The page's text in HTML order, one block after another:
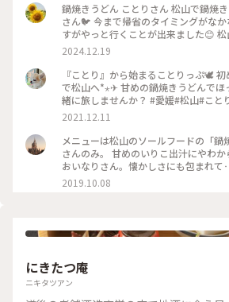
鍋焼きうどん ことりさん 松山で鍋焼
さん🐦 今まで帰省のタイミングがな
すがやっと行くことが出来ました😊
街から路地に入るとお店の前に行列が
装も、何十年経っても変わらないまま
どんといなり寿司だけ。 注文してうど
ると同時に机の上の容器にお代を入れ
が出ないようにしておいた方がよさそ
った鍋焼きうどん、蓋を開けるといり
れぞソウルフードです💓 いなり寿司
人参が入っていて美味しい！ テーブ
くり七味」🌶 これ、さすが鬼という名
かなり辛い！ 普通の七味唐辛子のペ
とになるので、食べる方はお気をつけ
ジア系外国人の方がたくさん。 こん
さんも。 昭和感漂う路地、松山に行か
り #銀天街 #松山 #愛媛
2024.12.19
『ことり』から始まることりっぷ🕊
で松山へ*⋆✈ 甘めの鍋焼きうどんで
緒に旅しませんか？ #愛媛#松山#こと
民は甘めがお好き
2021.12.11
メニューは松山のソールフードの「鍋
さんのみ。 甘めのいりこ出汁にやわか
おいなりさん。懐かしさにも包まれ
媛の旅
2019.10.08
にきたつ庵
ニキタツアン